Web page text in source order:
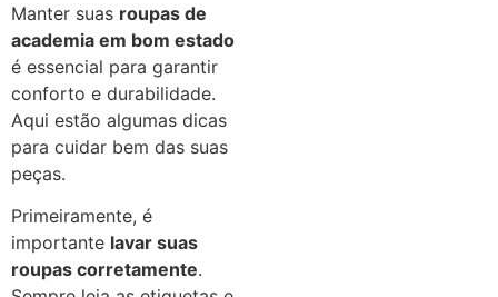
Manter suas roupas de
academia em bom estado
é essencial para garantir
conforto e durabilidade.
Aqui estão algumas dicas
para cuidar bem das suas
peças.
Primeiramente, é
importante lavar suas
roupas corretamente.